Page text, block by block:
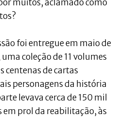
muitos, aclamado como
foi entregue em maio de
coleção de 11 volumes
centenas de cartas
personagens da história
levava cerca de 150 mil
prol da reabilitação, às